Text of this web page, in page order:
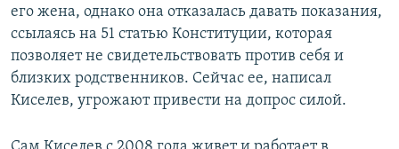
его жена, однако она отказалась давать показания,
ссылаясь на 51 статью Конституции, которая
позволяет не свидетельствовать против себя и
близких родственников. Сейчас ее, написал
Киселев, угрожают привести на допрос силой.